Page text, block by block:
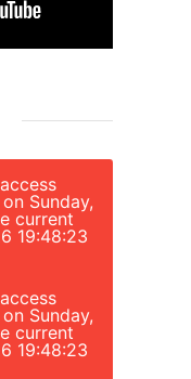
Sunday,
current
19:48:23
Sunday,
current
19:48:23